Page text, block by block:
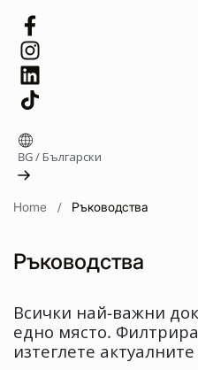
BG/Български
Home Ръководства
Ръководства
Всички най-важни
едно място.
изтеглете